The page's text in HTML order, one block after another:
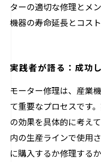
ターの適切な修理とメ
機器の寿命延長とコス
実践者が語る：成功
モーター修理は、産業
て重要なプロセスです
の効果を具体的に考え
内の生産ラインで使用
に購入するか修理する